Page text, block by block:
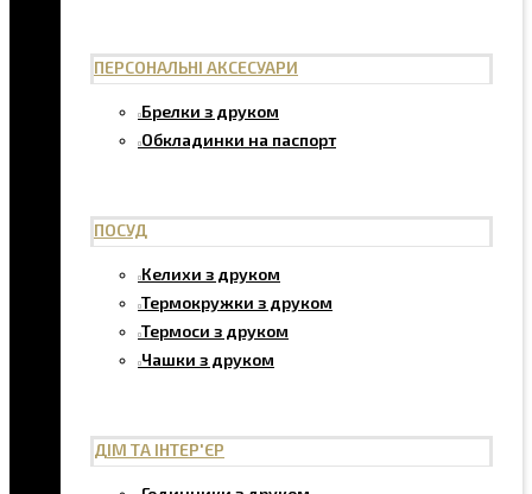
ПЕРСОНАЛЬНІ АКСЕСУАРИ
Брелки з друком
Обкладинки на паспорт
ПОСУД
Келихи з друком
Термокружки з друком
Термоси з друком
Чашки з друком
ДІМ ТА ІНТЕР'ЄР